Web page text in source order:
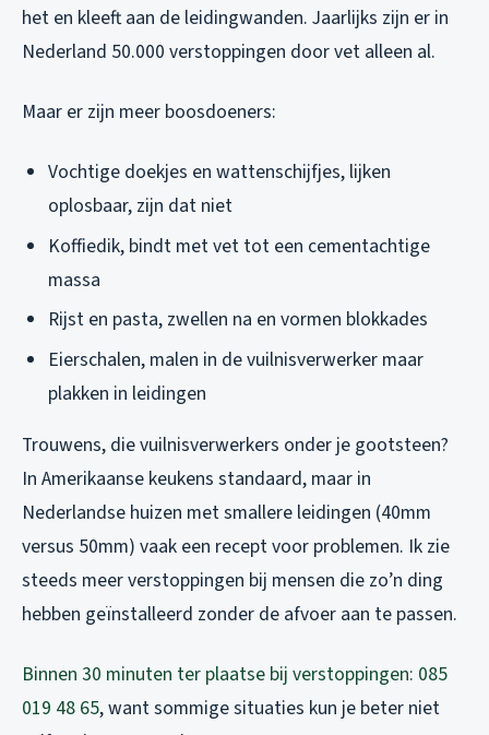
het en kleeft aan de leidingwanden. Jaarlijks zijn er in
Nederland 50.000 verstoppingen door vet alleen al.
Maar er zijn meer boosdoeners:
Vochtige doekjes en wattenschijfjes, lijken
oplosbaar, zijn dat niet
Koffiedik, bindt met vet tot een cementachtige
massa
Rijst en pasta, zwellen na en vormen blokkades
Eierschalen, malen in de vuilnisverwerker maar
plakken in leidingen
Trouwens, die vuilnisverwerkers onder je gootsteen?
In Amerikaanse keukens standaard, maar in
Nederlandse huizen met smallere leidingen (40mm
versus 50mm) vaak een recept voor problemen. Ik zie
steeds meer verstoppingen bij mensen die zo’n ding
hebben geïnstalleerd zonder de afvoer aan te passen.
Binnen 30 minuten ter plaatse bij verstoppingen: 085
019 48 65, want sommige situaties kun je beter niet